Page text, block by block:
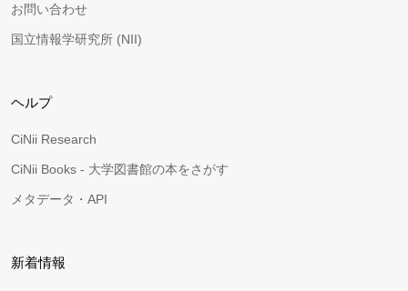
お問い合わせ
国立情報学研究所 (NII)
ヘルプ
CiNii Research
CiNii Books - 大学図書館の本をさがす
メタデータ・API
新着情報